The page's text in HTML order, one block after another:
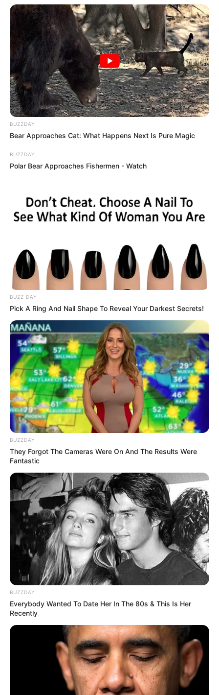
BUZZDAY
Bear Approaches Cat: What Happens Next Is Pure Magic
BUZZDAY
Polar Bear Approaches Fishermen - Watch
BUZZ DAY
Pick A Ring And Nail Shape To Reveal Your Darkest Secrets!
BUZZDAY
They Forgot The Cameras Were On And The Results Were
Fantastic
BUZZDAY
Everybody Wanted To Date Her In The 80s & This Is Her
Recently